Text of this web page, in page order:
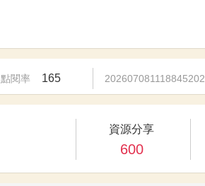
點閱率 165 202607081118845202
資源分享
600